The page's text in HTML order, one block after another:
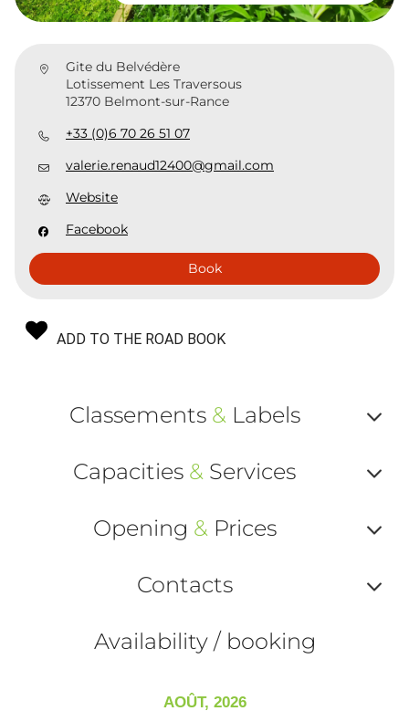
Gite du Belvédère
Lotissement Les Traversous
12370 Belmont-sur-Rance
+33 (0)6 70 26 51 07
valerie.renaud12400@gmail.com
Website
Facebook
Book
ADD TO THE ROAD BOOK
Classements &Labels
ou
Capacities & Services
ou
Opening &Prices
ou
Contacts
Availability / booking
AOÛT, 2026